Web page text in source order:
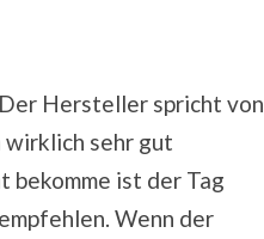
Hersteller spricht von
wirklich sehr gut
bekomme ist der Tag
Wenn der